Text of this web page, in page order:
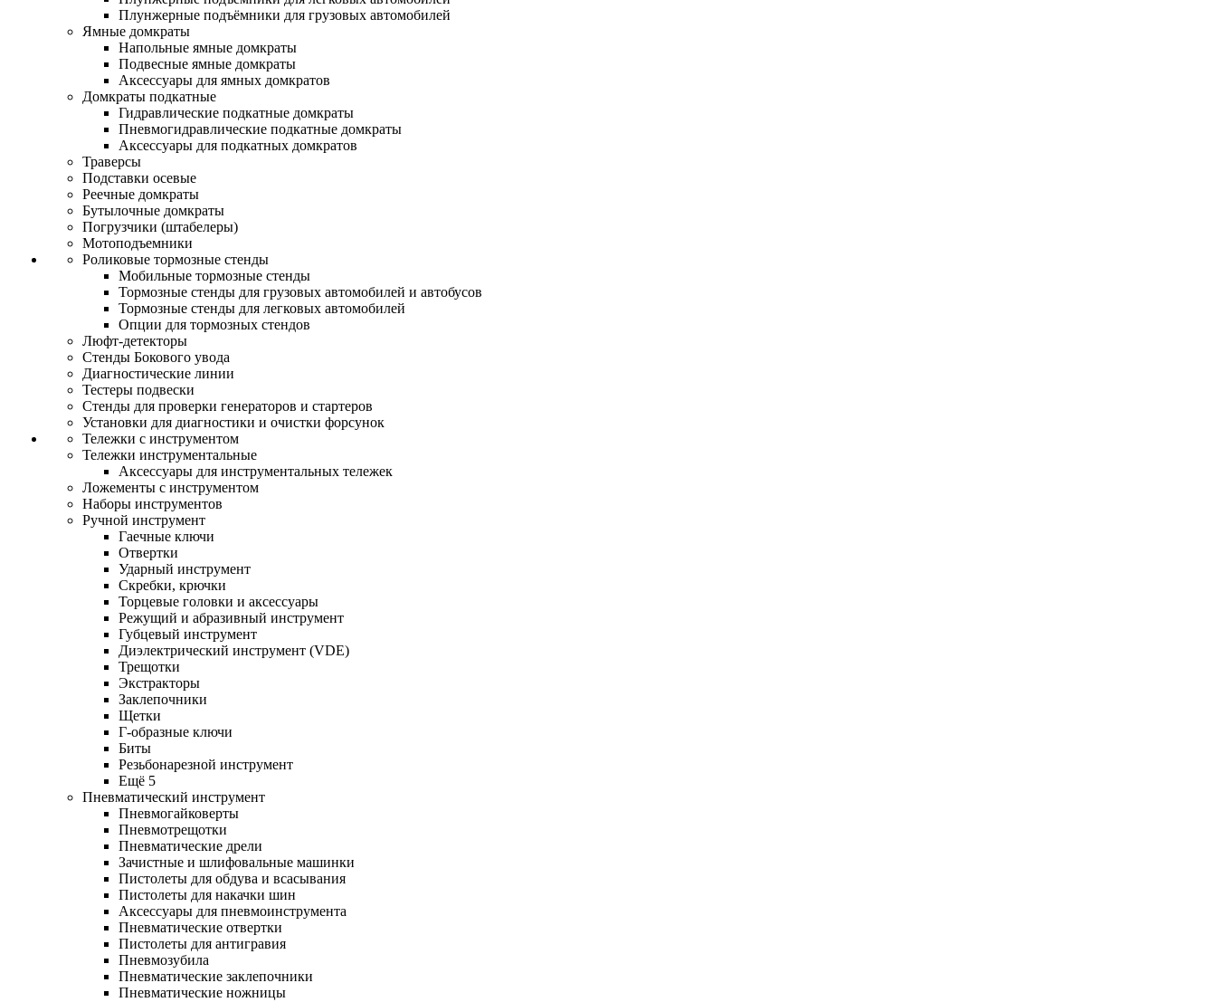
Плунжерные подъёмники для грузовых автомобилей
Ямные домкраты
Напольные ямные домкраты
Подвесные ямные домкраты
Аксессуары для ямных домкратов
Домкраты подкатные
Гидравлические подкатные домкраты
Пневмогидравлические подкатные домкраты
Аксессуары для подкатных домкратов
Траверсы
Подставки осевые
Реечные домкраты
Бутылочные домкраты
Погрузчики (штабелеры)
Мотоподъемники
Роликовые тормозные стенды
Мобильные тормозные стенды
Тормозные стенды для грузовых автомобилей и автобусов
Тормозные стенды для легковых автомобилей
Опции для тормозных стендов
Люфт-детекторы
Стенды Бокового увода
Диагностические линии
Тестеры подвески
Стенды для проверки генераторов и стартеров
Установки для диагностики и очистки форсунок
Тележки с инструментом
Тележки инструментальные
Аксессуары для инструментальных тележек
Ложементы с инструментом
Наборы инструментов
Ручной инструмент
Гаечные ключи
Отвертки
Ударный инструмент
Скребки, крючки
Торцевые головки и аксессуары
Режущий и абразивный инструмент
Губцевый инструмент
Диэлектрический инструмент (VDE)
Трещотки
Экстракторы
Заклепочники
Щетки
Г-образные ключи
Биты
Резьбонарезной инструмент
Ещё 5
Пневматический инструмент
Пневмогайковерты
Пневмотрещотки
Пневматические дрели
Зачистные и шлифовальные машинки
Пистолеты для обдува и всасывания
Пистолеты для накачки шин
Аксессуары для пневмоинструмента
Пневматические отвертки
Пистолеты для антигравия
Пневмозубила
Пневматические заклепочники
Пневматические ножницы